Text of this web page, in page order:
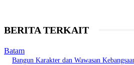
BERITA TERKAIT
Batam
Bangun Karakter dan Wawasan